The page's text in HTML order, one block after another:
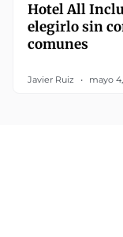
Hotel All
elegirlo sin
comunes
Javier Ruiz mayo